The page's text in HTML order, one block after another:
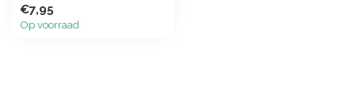
€7,95
Op voorraad